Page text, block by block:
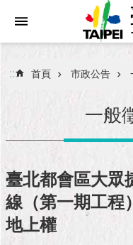
進
搜
民
服
務
市
::: 首頁 市政公告
一般
臺北都會區大眾
線（第一期工程
地上權